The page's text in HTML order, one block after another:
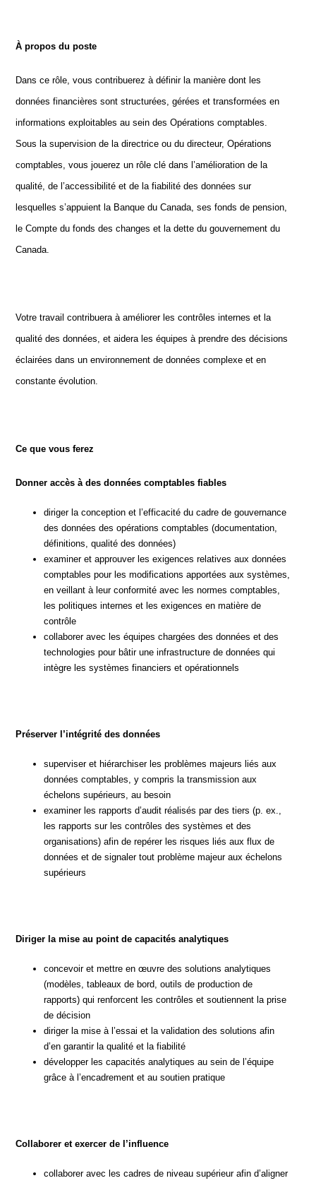
À propos du poste
Dans ce rôle, vous contribuerez à définir la manière dont les
données financières sont structurées, gérées et transformées en
informations exploitables au sein des Opérations comptables.
Sous la supervision de la directrice ou du directeur, Opérations
comptables, vous jouerez un rôle clé dans l’amélioration de la
qualité, de l’accessibilité et de la fiabilité des données sur
lesquelles s’appuient la Banque du Canada, ses fonds de pension,
le Compte du fonds des changes et la dette du gouvernement du
Canada.
Votre travail contribuera à améliorer les contrôles internes et la
qualité des données, et aidera les équipes à prendre des décisions
éclairées dans un environnement de données complexe et en
constante évolution.
Ce que vous ferez
Donner accès à des données comptables fiables
diriger la conception et l’efficacité du cadre de gouvernance
des données des opérations comptables (documentation,
définitions, qualité des données)
examiner et approuver les exigences relatives aux données
comptables pour les modifications apportées aux systèmes,
en veillant à leur conformité avec les normes comptables,
les politiques internes et les exigences en matière de
contrôle
collaborer avec les équipes chargées des données et des
technologies pour bâtir une infrastructure de données qui
intègre les systèmes financiers et opérationnels
Préserver l’intégrité des données
superviser et hiérarchiser les problèmes majeurs liés aux
données comptables, y compris la transmission aux
échelons supérieurs, au besoin
examiner les rapports d’audit réalisés par des tiers (p. ex.,
les rapports sur les contrôles des systèmes et des
organisations) afin de repérer les risques liés aux flux de
données et de signaler tout problème majeur aux échelons
supérieurs
Diriger la mise au point de capacités analytiques
concevoir et mettre en œuvre des solutions analytiques
(modèles, tableaux de bord, outils de production de
rapports) qui renforcent les contrôles et soutiennent la prise
de décision
diriger la mise à l’essai et la validation des solutions afin
d’en garantir la qualité et la fiabilité
développer les capacités analytiques au sein de l’équipe
grâce à l’encadrement et au soutien pratique
Collaborer et exercer de l’influence
collaborer avec les cadres de niveau supérieur afin d’aligner